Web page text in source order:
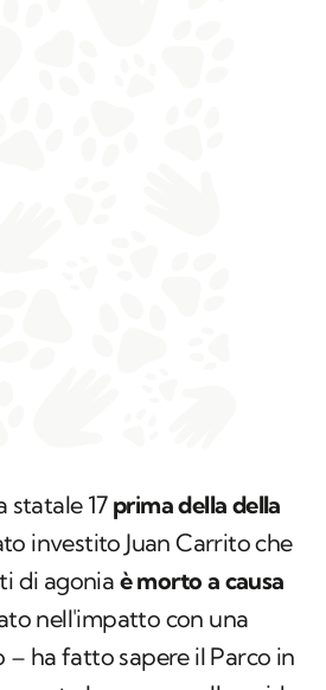
statale 17 prima della della
investito Juan Carrito che
di agonia è morto a causa
nell'impatto con una
ha fatto sapere il Parco in